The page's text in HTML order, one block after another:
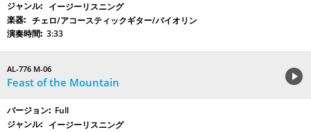
イージーリスニング
チェロ/アコースティックギター/バイオリン
3:33
AL-776 M-06
Feast of the Mountain
Full
イージーリスニング